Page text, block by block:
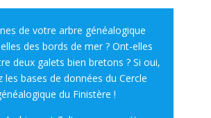
de votre arbre généalogique
des bords de mer ? Ont-elles
deux galets bien bretons ? Si oui,
les bases de données du Cercle
du Finistère !